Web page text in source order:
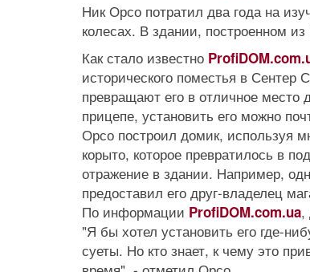
Ник Орсо потратил два года на
колесах. В здании, построенном
Как стало известно
исторического поместья в
превращают его в отличное место
прицепе, установить его можно
Орсо построил домик, используя
корыто, которое превратилось в
отражение в здании. Например,
предоставил его друг-владелец
По информации ProfiDOM.com.ua,
"Я бы хотел установить его где-
суеты. Но кто знает, к чему это